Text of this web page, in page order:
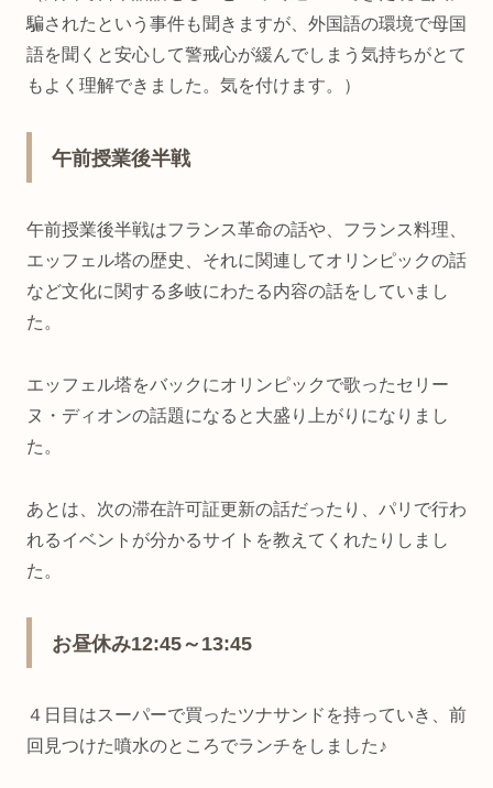
騙されたという事件も聞きますが、外国語の環境で母国
語を聞くと安心して警戒心が緩んでしまう気持ちがとて
もよく理解できました。気を付けます。）
午前授業後半戦
午前授業後半戦はフランス革命の話や、フランス料理、
エッフェル塔の歴史、それに関連してオリンピックの話
など文化に関する多岐にわたる内容の話をしていまし
た。
エッフェル塔をバックにオリンピックで歌ったセリー
ヌ・ディオンの話題になると大盛り上がりになりまし
た。
あとは、次の滞在許可証更新の話だったり、パリで行わ
れるイベントが分かるサイトを教えてくれたりしまし
た。
お昼休み12:45～13:45
４日目はスーパーで買ったツナサンドを持っていき、前
回見つけた噴水のところでランチをしました♪